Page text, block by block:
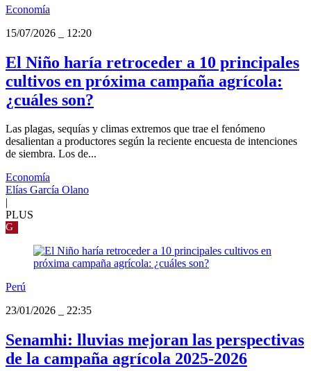
Economía
15/07/2026
12:20
El Niño haría retroceder a 10 principales
cultivos en próxima campaña agrícola:
¿cuáles son?
Las plagas, sequías y climas extremos que trae el fenómeno
desalientan a productores según la reciente encuesta de intenciones
de siembra. Los de...
Economía
Elías García Olano
PLUS
G
Perú
23/01/2026
22:35
Senamhi: lluvias mejoran las perspectivas
de la campaña agrícola 2025-2026